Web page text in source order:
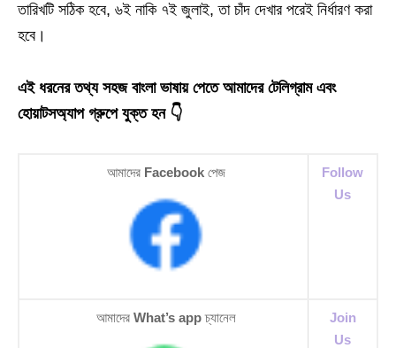
তারিখটি সঠিক হবে, ৬ই নাকি ৭ই জুলাই, তা চাঁদ দেখার পরেই নির্ধারণ করা
হবে।
এই ধরনের তথ্য সহজ বাংলা ভাষায় পেতে আমাদের টেলিগ্রাম এবং
হোয়াটসঅ্যাপ গ্রুপে যুক্ত হন 👇
আমাদের Facebook পেজ
Follow
Us
আমাদের What’s app চ্যানেল
Join
Us